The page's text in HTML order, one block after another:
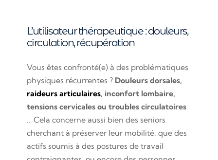
L’utilisateur thérapeutique : douleurs,
circulation, récupération
Vous êtes confronté(e) à des problématiques
physiques récurrentes ? Douleurs dorsales,
raideurs articulaires, inconfort lombaire,
tensions cervicales ou troubles circulatoires
… Cela concerne aussi bien des seniors
cherchant à préserver leur mobilité, que des
actifs soumis à des postures de travail